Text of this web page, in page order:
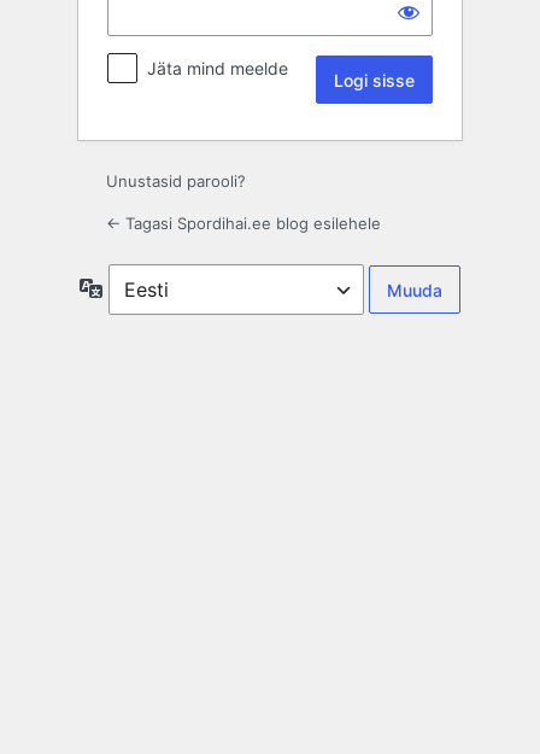
Jäta mind meelde
Unustasid parooli?
← Tagasi Spordihai.ee blog esilehele
Keel